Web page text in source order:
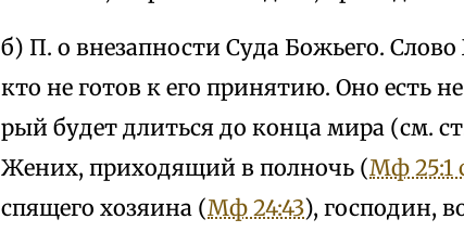
б) П. о внезапности Суда Божьего. Слово
кто не готов к его принятию. Оно есть
рый будет длиться до конца мира (см.
Жених, приходящий в полночь (Мф 25:1
спящего хозяина (Мф 24:43), господин,